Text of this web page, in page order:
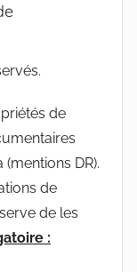
de
DR).
de
de les
: